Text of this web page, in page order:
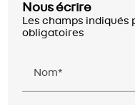
Nous écrire
Les champs indiqués
obligatoires
Nom*